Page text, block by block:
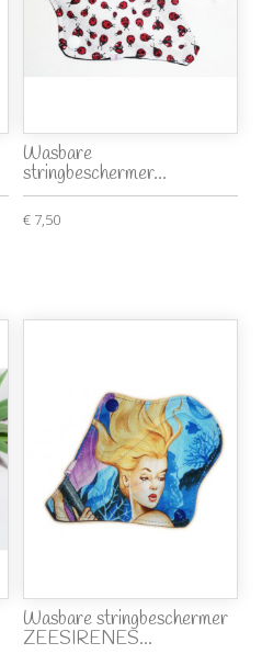
Wasbare
stringbeschermer...
€ 7,50
Wasbare stringbeschermer
ZEESIRENES...